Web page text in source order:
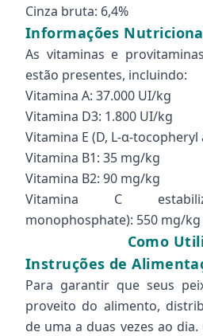
Cinza bruta: 6,4%
Informações
As vitaminas e
estão presentes, incluindo:
Vitamina A: 37.000 UI/kg
Vitamina D3: 1.800 UI/kg
Vitamina E (D, L-α-
Vitamina B1: 35 mg/kg
Vitamina B2: 90 mg/kg
Vitamina C
monophosphate): 550 mg/kg
Como
Instruções de
Para garantir que seus
proveito do alimento,
de uma a duas vezes ao